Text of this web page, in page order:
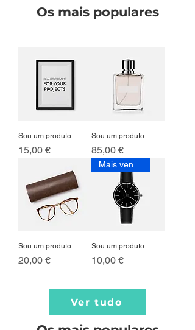
Os mais populares
Sou um produto.
Preço
15,00 €
Sou um produto.
Preço
85,00 €
Sou um produto.
Preço
20,00 €
Mais vendido
Sou um produto.
Preço
10,00 €
Ver tudo